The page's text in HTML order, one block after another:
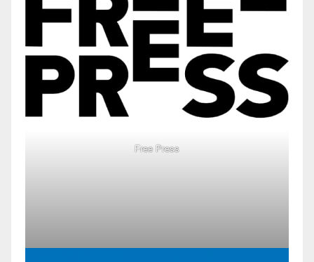
Free Press